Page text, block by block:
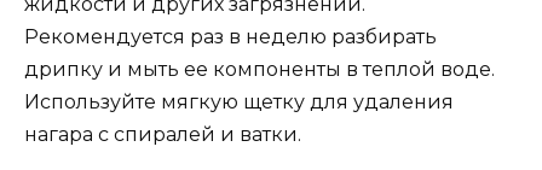
Рекомендуется раз в неделю разбирать
дрипку и мыть ее компоненты в теплой воде.
Используйте мягкую щетку для удаления
нагара с спиралей и ватки.